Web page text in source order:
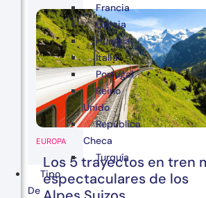
EUROPA
Los 5 trayectos en tren
espectaculares de los
Francia
Grecia
Hungría
Italia
Portugal
Reino
Unido
República
Checa
Turquía
Tipo
De